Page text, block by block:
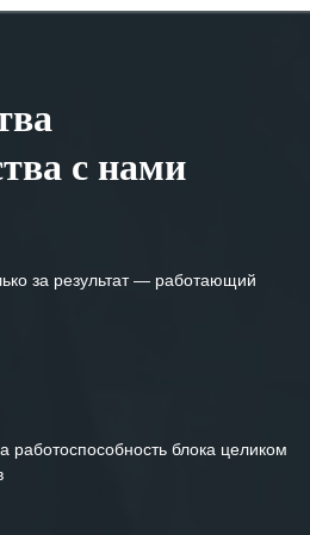
с нами
за результат — работающий
работоспособность блока целиком